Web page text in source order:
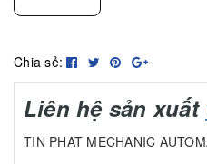
Chia sẻ:
Liên hệ sản xuất
TIN PHAT MECHANIC